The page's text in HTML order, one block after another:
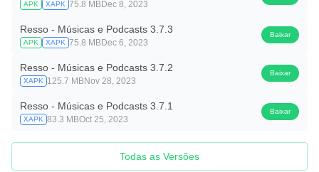
APK
XAPK 75.8 MBDec 8, 2023
Resso - Músicas e Podcasts 3.7.3
APK XAPK 75.8 MBDec 6, 2023
Baixar
Resso - Músicas e Podcasts 3.7.2
XAPK 125.7 MBNov 28, 2023
Baixar
Resso - Músicas e Podcasts 3.7.1
XAPK 83.3 MBOct 25, 2023
Baixar
Todas as Versões